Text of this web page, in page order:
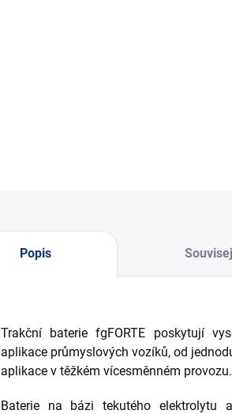
Popis
Trakční baterie fgFORTE poskytují
aplikace průmyslových vozíků, od
aplikace v těžkém vícesměnném provozu.
Baterie na bázi tekutého elektrolytu